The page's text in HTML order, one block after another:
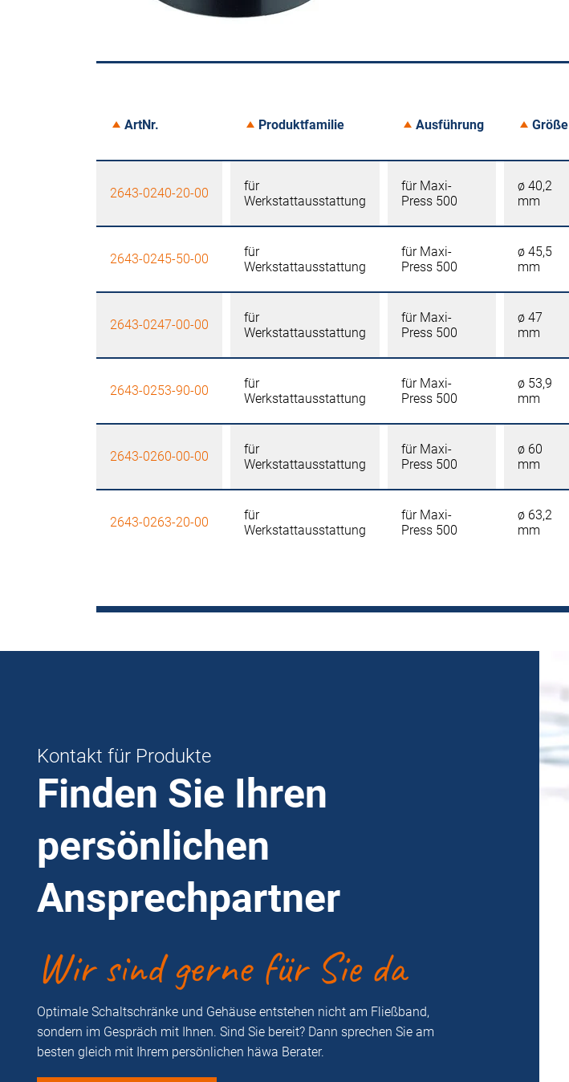
ArtNr. Produktfamilie Ausführung Größe
2643-0240-20-00
für
Werkstattausstattung
für Maxi-
Press 500
ø 40,2
mm
2643-0245-50-00
für
Werkstattausstattung
für Maxi-
Press 500
ø 45,5
mm
2643-0247-00-00
für
Werkstattausstattung
für Maxi-
Press 500
ø 47
mm
2643-0253-90-00
für
Werkstattausstattung
für Maxi-
Press 500
ø 53,9
mm
2643-0260-00-00
für
Werkstattausstattung
für Maxi-
Press 500
ø 60
mm
2643-0263-20-00
für
Werkstattausstattung
für Maxi-
Press 500
ø 63,2
mm
Kontakt für Produkte
Finden Sie Ihren
persönlichen
Ansprechpartner
Wir sind gerne für Sie da
Optimale Schaltschränke und Gehäuse entstehen nicht am Fließband,
sondern im Gespräch mit Ihnen. Sind Sie bereit? Dann sprechen Sie am
besten gleich mit Ihrem persönlichen häwa Berater.